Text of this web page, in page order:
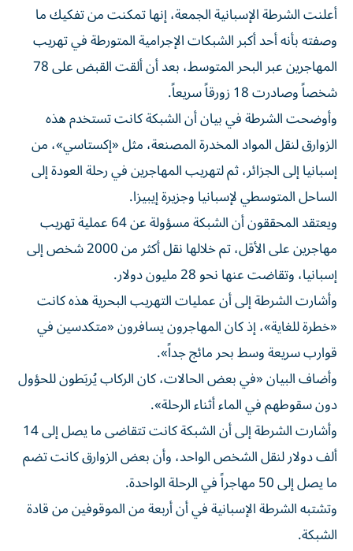
أعلنت الشرطة الإسبانية الجمعة، إنها تمكنت من تفكيك ما
وصفته بأنه أحد أكبر الشبكات الإجرامية المتورطة في تهريب
المهاجرين عبر البحر المتوسط، بعد أن ألقت القبض على 78
شخصاً وصادرت 18 زورقاً سريعاً.
وأوضحت الشرطة في بيان أن الشبكة كانت تستخدم هذه
الزوارق لنقل المواد المخدرة المصنعة، مثل «إكستاسي»، من
إسبانيا إلى الجزائر، ثم لتهريب المهاجرين في رحلة العودة إلى
الساحل المتوسطي لإسبانيا وجزيرة إيبيزا.
ويعتقد المحققون أن الشبكة مسؤولة عن 64 عملية تهريب
مهاجرين على الأقل، تم خلالها نقل أكثر من 2000 شخص إلى
إسبانيا، وتقاضت عنها نحو 28 مليون دولار.
وأشارت الشرطة إلى أن عمليات التهريب البحرية هذه كانت
«خطرة للغاية»، إذ كان المهاجرون يسافرون «متكدسين في
قوارب سريعة وسط بحر مائج جداً».
وأضاف البيان «في بعض الحالات، كان الركاب يُربَطون للحؤول
دون سقوطهم في الماء أثناء الرحلة».
وأشارت الشرطة إلى أن الشبكة كانت تتقاضى ما يصل إلى 14
ألف دولار لنقل الشخص الواحد، وأن بعض الزوارق كانت تضم
ما يصل إلى 50 مهاجراً في الرحلة الواحدة.
وتشتبه الشرطة الإسبانية في أن أربعة من الموقوفين من قادة
الشبكة.